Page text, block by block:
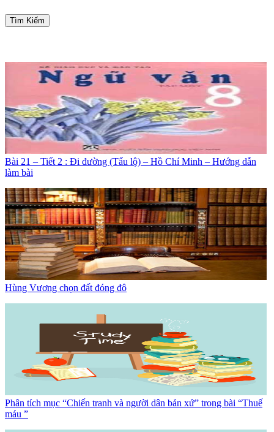
Tìm Kiếm
Bài 21 – Tiết 2 : Đi đường (Tẩu lộ) – Hồ Chí Minh – Hướng dẫn
làm bài
Hùng Vương chọn đất đóng đô
Phân tích mục “Chiến tranh và người dân bản xứ” trong bài “Thuế
máu ”